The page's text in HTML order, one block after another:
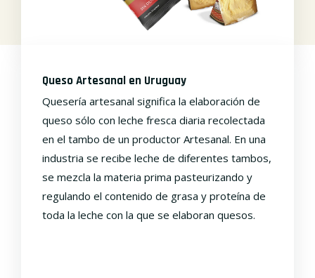
Queso Artesanal en Uruguay
Quesería artesanal significa la elaboración de
queso sólo con leche fresca diaria recolectada
en el tambo de un productor Artesanal. En una
industria se recibe leche de diferentes tambos,
se mezcla la materia prima pasteurizando y
regulando el contenido de grasa y proteína de
toda la leche con la que se elaboran quesos.